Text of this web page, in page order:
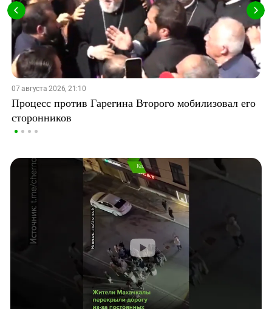
07 августа 2026, 21:10
Процесс против Гарегина Второго мобилизовал его
сторонников